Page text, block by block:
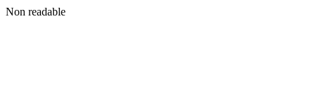
Non readable